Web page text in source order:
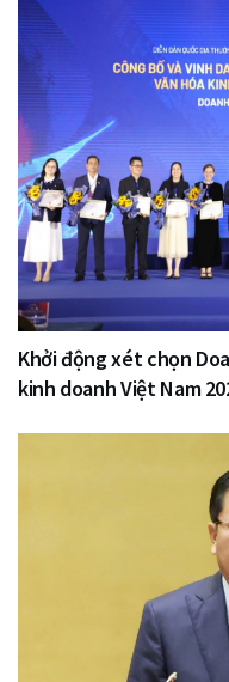
Khởi động xét chọn
kinh doanh Việt Nam